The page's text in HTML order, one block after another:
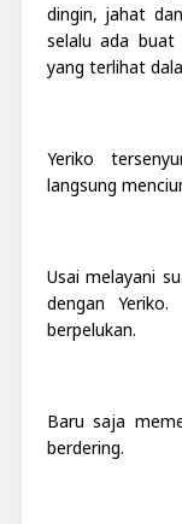
dingin, jahat
selalu ada buat
yang terlihat
Yeriko
langsung
Usai melayani
dengan
berpelukan.
Baru saja
berdering.